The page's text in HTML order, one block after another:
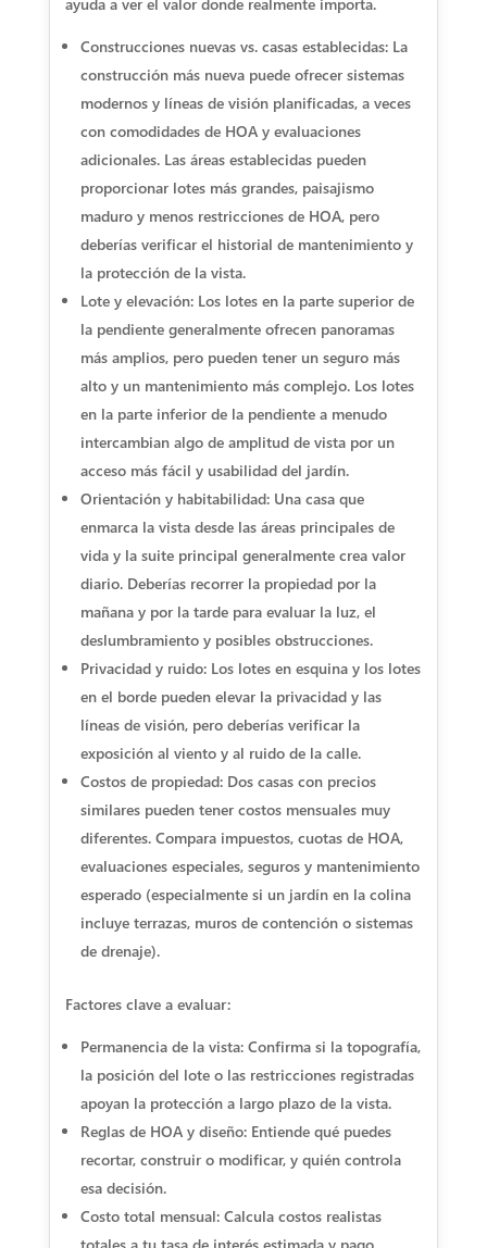
Construcciones nuevas vs. casas establecidas: La
construcción más nueva puede ofrecer sistemas
modernos y líneas de visión planificadas, a veces
con comodidades de HOA y evaluaciones
adicionales. Las áreas establecidas pueden
proporcionar lotes más grandes, paisajismo
maduro y menos restricciones de HOA, pero
deberías verificar el historial de mantenimiento y
la protección de la vista.
Lote y elevación: Los lotes en la parte superior de
la pendiente generalmente ofrecen panoramas
más amplios, pero pueden tener un seguro más
alto y un mantenimiento más complejo. Los lotes
en la parte inferior de la pendiente a menudo
intercambian algo de amplitud de vista por un
acceso más fácil y usabilidad del jardín.
Orientación y habitabilidad: Una casa que
enmarca la vista desde las áreas principales de
vida y la suite principal generalmente crea valor
diario. Deberías recorrer la propiedad por la
mañana y por la tarde para evaluar la luz, el
deslumbramiento y posibles obstrucciones.
Privacidad y ruido: Los lotes en esquina y los lotes
en el borde pueden elevar la privacidad y las
líneas de visión, pero deberías verificar la
exposición al viento y al ruido de la calle.
Costos de propiedad: Dos casas con precios
similares pueden tener costos mensuales muy
diferentes. Compara impuestos, cuotas de HOA,
evaluaciones especiales, seguros y mantenimiento
esperado (especialmente si un jardín en la colina
incluye terrazas, muros de contención o sistemas
de drenaje).
Factores clave a evaluar:
Permanencia de la vista: Confirma si la topografía,
la posición del lote o las restricciones registradas
apoyan la protección a largo plazo de la vista.
Reglas de HOA y diseño: Entiende qué puedes
recortar, construir o modificar, y quién controla
esa decisión.
Costo total mensual: Calcula costos realistas